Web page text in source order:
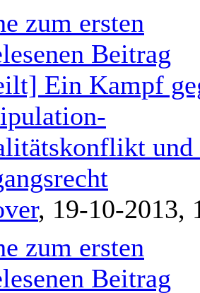
Ein Kampf
und
, 19-10-2013,